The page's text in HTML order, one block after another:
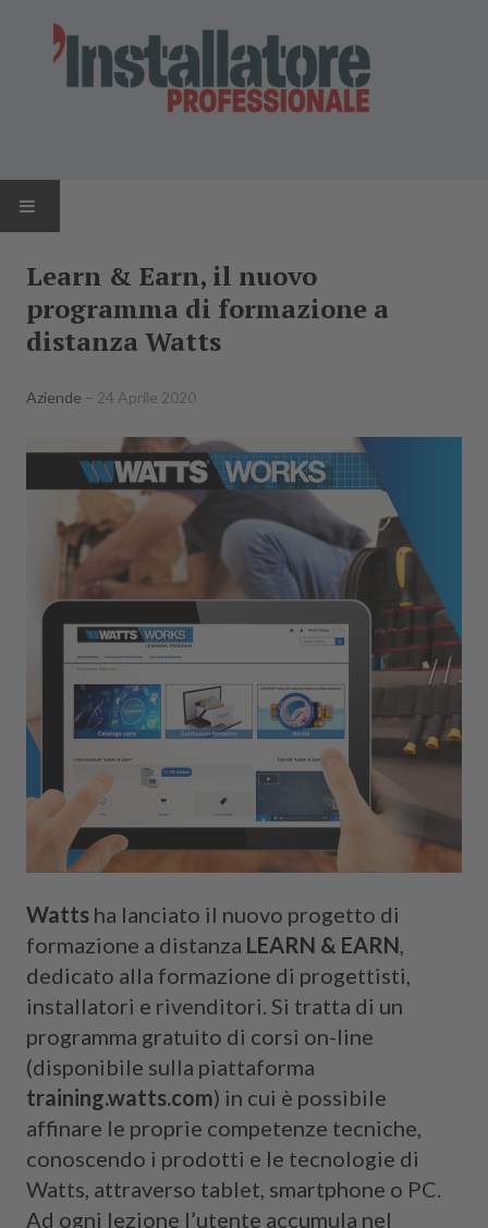
NEWS
RIVISTA
Learn & Earn, il nuovo
programma di formazione a
distanza Watts
Aziende 24 Aprile 2020
Watts ha lanciato il nuovo progetto di
formazione a distanza LEARN & EARN,
dedicato alla formazione di progettisti,
installatori e rivenditori. Si tratta di un
programma gratuito di corsi on-line
(disponibile sulla piattaforma
training.watts.com) in cui è possibile
affinare le proprie competenze tecniche,
conoscendo i prodotti e le tecnologie di
Watts, attraverso tablet, smartphone o PC.
Ad ogni lezione l’utente accumula nel